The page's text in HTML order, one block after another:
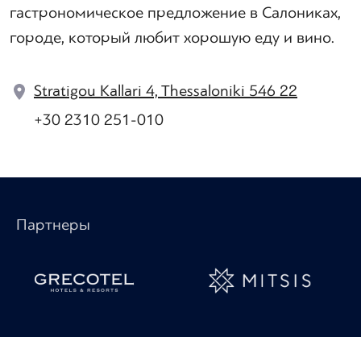
гастрономическое предложение в Салониках,
городе, который любит хорошую еду и вино.
Stratigou Kallari 4, Thessaloniki 546 22
+30 2310 251-010
Партнеры